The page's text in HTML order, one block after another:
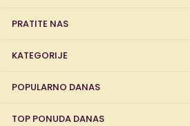
PRATITE NAS
KATEGORIJE
POPULARNO DANAS
TOP PONUDA DANAS